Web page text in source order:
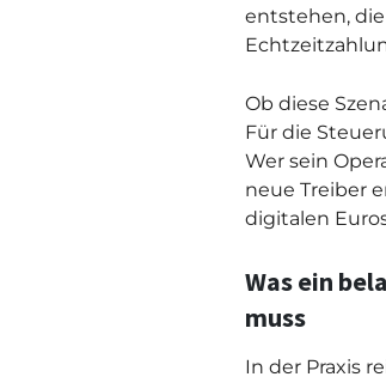
entstehen,
Ob diese
Für die
Wer sein
neue Treiber
digitalen
Was ein
muss
In der Praxis